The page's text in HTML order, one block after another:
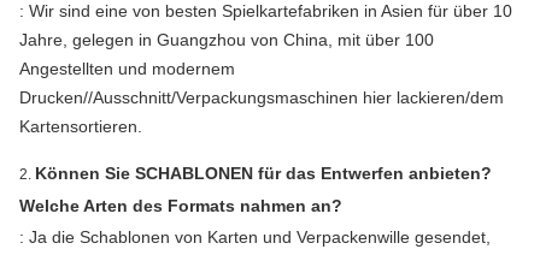
: Wir sind eine von besten Spielkartefabriken in Asien für über 10
Jahre, gelegen in Guangzhou von China, mit über 100
Angestellten und modernem
Drucken//Ausschnitt/Verpackungsmaschinen hier lackieren/dem
Kartensortieren.
2. Können Sie SCHABLONEN für das Entwerfen anbieten?
Welche Arten des Formats nahmen an?
: Ja die Schablonen von Karten und Verpackenwille gesendet,